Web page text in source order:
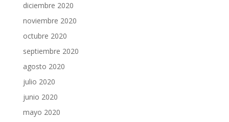
diciembre 2020
noviembre 2020
octubre 2020
septiembre 2020
agosto 2020
julio 2020
junio 2020
mayo 2020